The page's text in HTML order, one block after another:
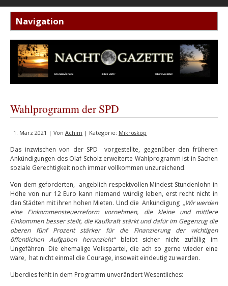
Wahlprogramm der SPD
1. März 2021 | Von Achim | Kategorie: Mikroskop
Das inzwischen von der SPD
vorgestellte, gegenüber den früheren
Ankündigungen des Olaf Scholz erweiterte Wahlprogramm ist in Sachen
soziale Gerechtigkeit noch immer vollkommen unzureichend.
Von dem geforderten, angeblich respektvollen Mindest-Stundenlohn in
Höhe von nur 12 Euro kann niemand würdig leben, erst recht nicht in
den Städten mit ihren hohen Mieten. Und die Ankündigung „Wir werden
eine Einkommensteuerreform vornehmen, die kleine und mittlere
Einkommen besser stellt, die Kaufkraft stärkt und dafür im Gegenzug die
oberen fünf Prozent stärker für die Finanzierung der wichtigen
öffentlichen Aufgaben heranzieht“bleibt sicher nicht zufällig im
Ungefähren. Die ehemalige Volkspartei, die ach so gerne wieder eine
wäre, hat nicht einmal die Courage, insoweit eindeutig zu werden.
Überdies fehlt in dem Programm unverändert Wesentliches: